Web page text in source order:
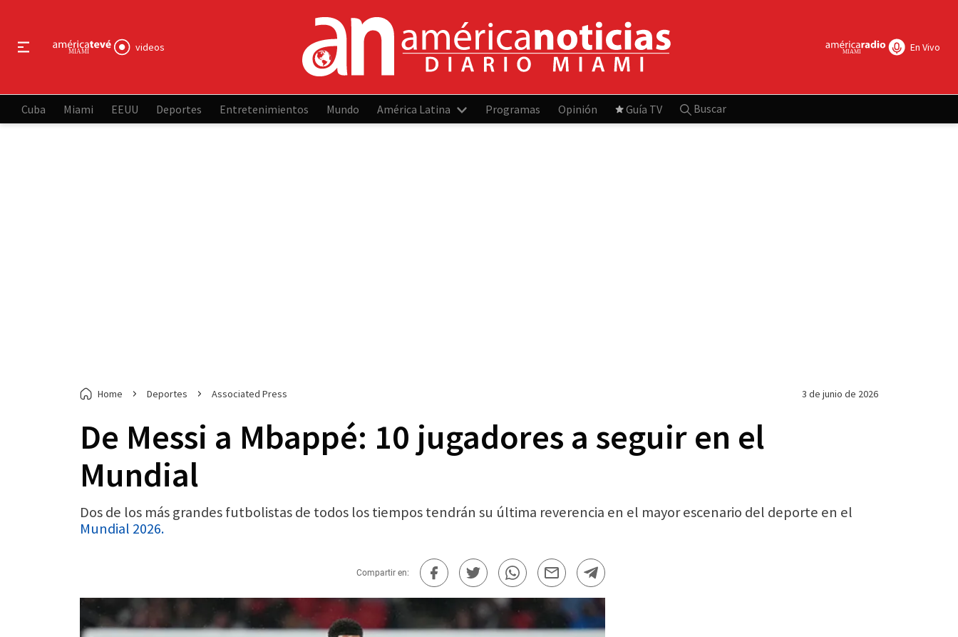
videos En Vivo
Cuba Miami EEUU Deportes Entretenimientos Mundo América Latina Programas Opinión Guía TV Buscar
Home Deportes Associated Press 3 de junio de 2026
De Messi a Mbappé: 10 jugadores a seguir en el
Mundial
Dos de los más grandes futbolistas de todos los tiempos tendrán su última reverencia en el mayor escenario del deporte en el
Mundial 2026.
Compartir en: